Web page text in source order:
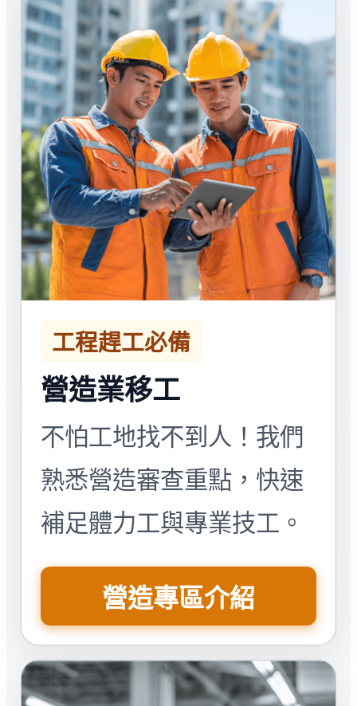
工程趕工必備
營造業移工
不怕工地找不到人！我們
熟悉營造審查重點，快速
補足體力工與專業技工。
營造專區介紹